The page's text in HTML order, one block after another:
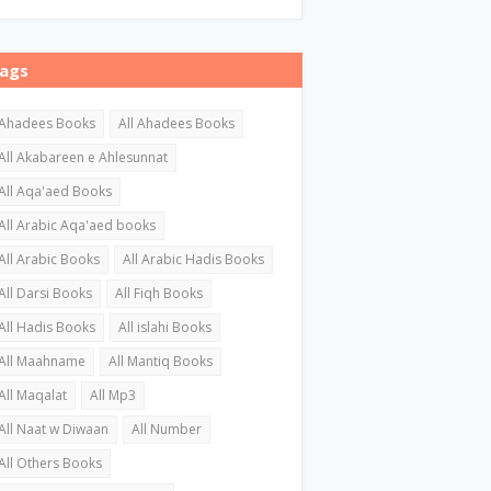
Books
All Ahadees Books
Akabareen e Ahlesunnat
Aqa'aed Books
Arabic Aqa'aed books
Arabic Books
All Arabic Hadis Books
Darsi Books
All Fiqh Books
Hadis Books
All islahi Books
Maahname
All Mantiq Books
Maqalat
All Mp3
Naat w Diwaan
All Number
Others Books